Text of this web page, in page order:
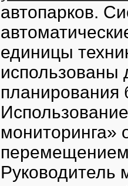
автопарков.
единицы
использованы
планирования
мониторинга»
Руководитель